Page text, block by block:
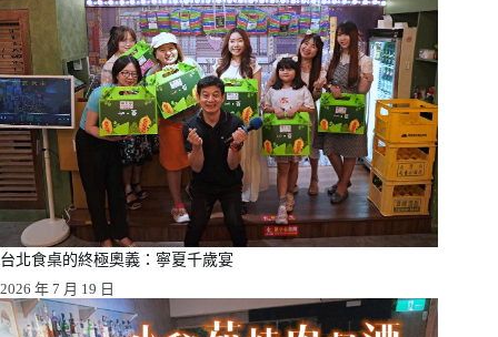
台北食桌的終極奧義：寧夏千歲宴
2026 年 7 月 19 日